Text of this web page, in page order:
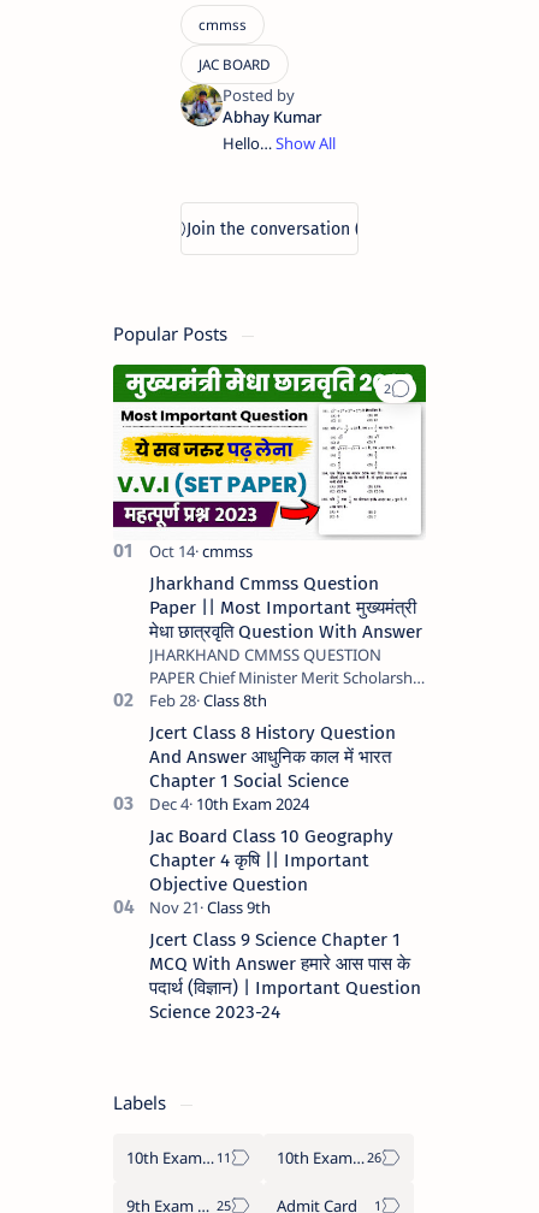
Hello
Abhay
Kumar
from
you to
this
website.
You all
can
download
study
related
notes,
PDF,
videos
etc.
here. I
always
keep
writing
some
new
study
related
articles
on this
website.
Which
is very
beneficial
for
study.
Popular Posts
Jharkhand Cmmss Question
Paper || Most Important मुख्यमंत्री
मेधा छात्रवृति Question With Answer
JHARKHAND CMMSS QUESTION
PAPER Chief Minister Merit Scholarship
Jcert Class 8 History Question
And Answer आधुनिक काल में भारत
Chapter 1 Social Science
Jac Board Class 10 Geography
Chapter 4 कृषि || Important
Objective Question
Jcert Class 9 Science Chapter 1
MCQ With Answer हमारे आस पास के
पदार्थ (विज्ञान) | Important Question
Science 2023-24
Labels
10th Exam 2024 10th Exam 2025
9th Exam 2024 Admit Card